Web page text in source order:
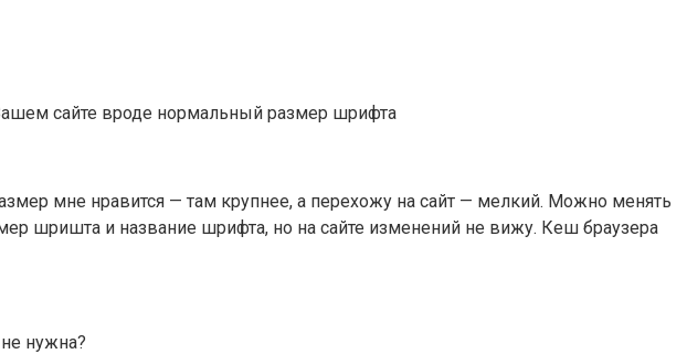
сайте вроде нормальный размер шрифта
мне нравится — там крупнее, а перехожу на сайт — мелкий. Можно менять
шришта и название шрифта, но на сайте изменений не вижу. Кеш браузера
нужна?